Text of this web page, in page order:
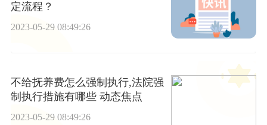
定流程？
2023-05-29 08:49:26
不给抚养费怎么强制执行,法院强
制执行措施有哪些 动态焦点
2023-05-29 08:49:26